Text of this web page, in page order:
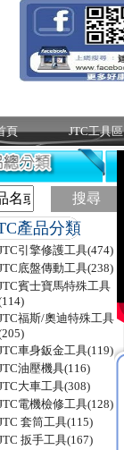
頁
JTC工具區
搜尋
產品分類
引擎修護工具(474)
底盤傳動工具(238)
賓士寶馬特殊工具
福斯/奧迪特殊工具
車身鈑金工具(119)
油壓機具(116)
大車工具(308)
電機檢修工具(128)
套筒工具(115)
扳手工具(167)